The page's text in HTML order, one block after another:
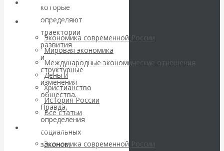
Архив статей
Экономика современной России
Мировая экономика
Международные экономические отношения
Деньги
Христианство
История России
Все статьи
Экономика современной России
погоду на
финансовых
рынках?
Минфины хотят
быть главнее
Центробанков?
которые
определяют
траектории
развития
и
структурные
изменения
общества.
Правда,
определения
социальных
законов,